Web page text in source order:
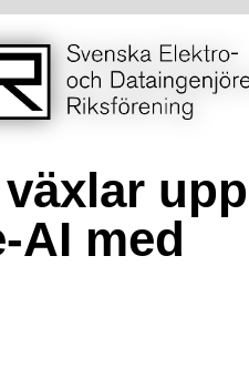
upp
AI med